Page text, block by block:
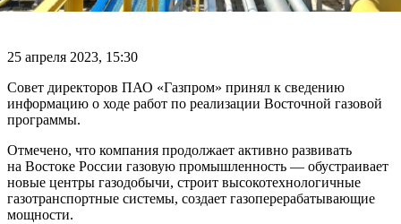
25 апреля 2023, 15:30
Совет директоров ПАО «Газпром» принял к сведению
информацию о ходе работ по реализации Восточной газовой
программы.
Отмечено, что компания продолжает активно развивать
на Востоке России газовую промышленность — обустраивает
новые центры газодобычи, строит высокотехнологичные
газотранспортные системы, создает газоперерабатывающие
мощности.